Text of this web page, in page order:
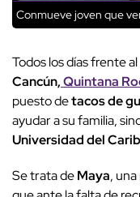
Conmueve joven que
Todos los días frente
Cancún,Quintana
puesto detacos de
ayudar a su familia,
Universidad del
Se trata deMaya,